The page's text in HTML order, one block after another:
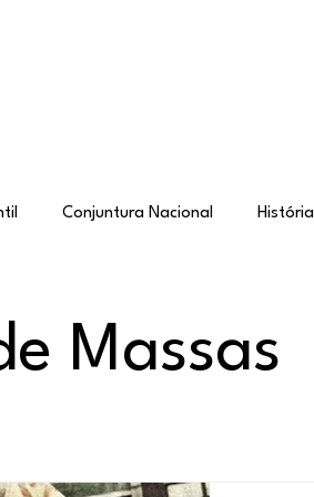
Conjuntura Nacional História
e Justiça Antifascismo
Massas